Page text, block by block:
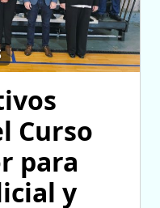
Curso
para
y